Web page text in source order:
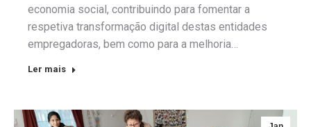
economia social, contribuindo para fomentar a
respetiva transformação digital destas entidades
empregadoras, bem como para a melhoria…
Ler mais